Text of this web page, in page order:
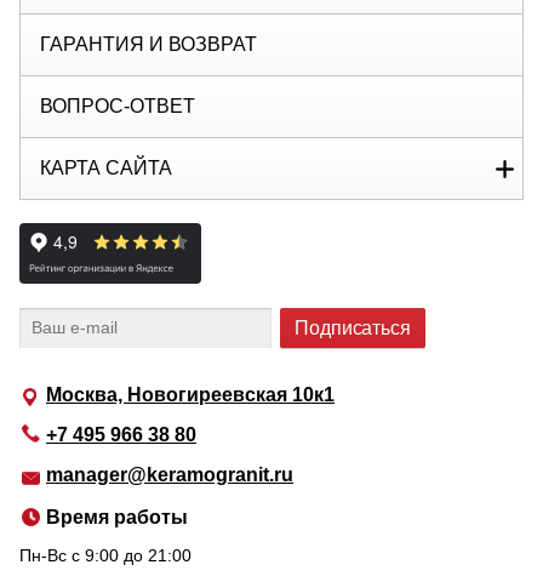
Москва, Новогиреевская 10к1
+7 495 966 38 80
manager@keramogranit.ru
Время работы
Пн-Вс c 9:00 до 21:00
ГАРАНТИЯ И ВОЗВРАТ
ВОПРОС-ОТВЕТ
КАРТА САЙТА